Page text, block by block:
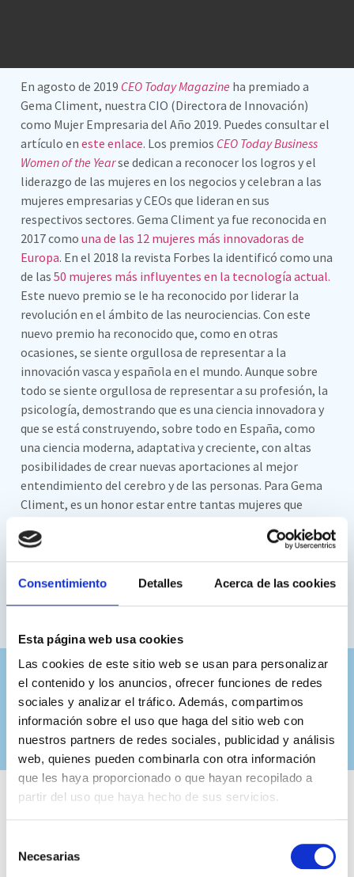
Consentimiento Detalles Acerca de las cookies
Esta página web usa cookies
Las cookies de este sitio web se usan para personalizar
el contenido y los anuncios, ofrecer funciones de redes
sociales y analizar el tráfico. Además, compartimos
información sobre el uso que haga del sitio web con
nuestros partners de redes sociales, publicidad y análisis
web, quienes pueden combinarla con otra información
que les haya proporcionado o que hayan recopilado a
partir del uso que haya hecho de sus servicios.
Necesarias
En agosto de 2019 CEO TodayMagazine ha premiado a
Gema Climent, nuestra CIO (Directora de Innovación)
como Mujer Empresaria del Año 2019. Puedes consultar el
artículo en este enlace. Los premios CEO Today Business
Women of the Yearse dedican a reconocer los logros y el
liderazgo de las mujeres en los negocios y celebran a las
mujeres empresarias y CEOs que lideran en sus
respectivos sectores. Gema Climent ya fue reconocida en
2017 como una de las 12 mujeres más innovadoras de
Europa. En el 2018 la revista Forbes la identificó como una
de las 50 mujeres más influyentes en la tecnología actual.
Este nuevo premio se le ha reconocido por liderar la
revolución en el ámbito de las neurociencias. Con este
nuevo premio ha reconocido que, como en otras
ocasiones, se siente orgullosa de representar a la
innovación vasca y española en el mundo. Aunque sobre
todo se siente orgullosa de representar a su profesión, la
psicología, demostrando que es una ciencia innovadora y
que se está construyendo, sobre todo en España, como
una ciencia moderna, adaptativa y creciente, con altas
posibilidades de crear nuevas aportaciones al mejor
entendimiento del cerebro y de las personas. Para Gema
Climent, es un honor estar entre tantas mujeres que
especial interés crear referentes que hagan que las niñas
vean la vida como un lugar estimulante para crecer,
desarrollarse y hacer lo que sueñan sin ningún tipo de
Comparte este artículo